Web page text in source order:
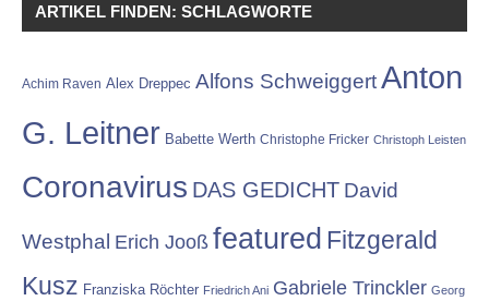
ARTIKEL FINDEN: SCHLAGWORTE
Achim Raven Alex Dreppec Alfons SchweiggertAnton
G. Leitner Babette Werth Christophe Fricker Christoph Leisten
Coronavirus DAS GEDICHT David
Westphal Erich Jooß featured Fitzgerald
Kusz Franziska Röchter Friedrich Ani Gabriele Trinckler Georg